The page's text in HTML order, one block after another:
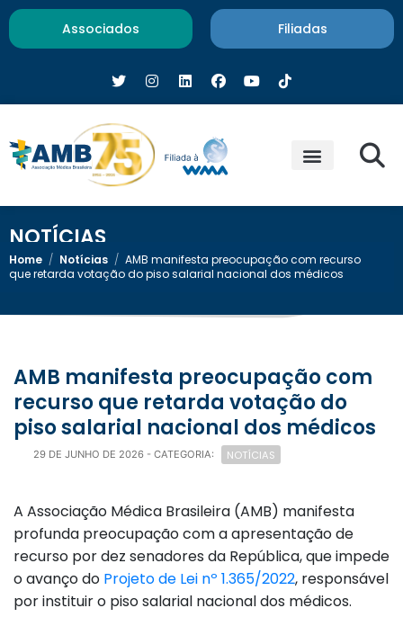
Associados Filiadas
NOTÍCIAS
Home / Notícias / AMB manifesta preocupação com recurso
que retarda votação do piso salarial nacional dos médicos
AMB manifesta preocupação com
recurso que retarda votação do
piso salarial nacional dos médicos
29 DE JUNHO DE 2026 - CATEGORIA: NOTÍCIAS
A Associação Médica Brasileira (AMB) manifesta
profunda preocupação com a apresentação de
recurso por dez senadores da República, que impede
o avanço do Projeto de Lei nº 1.365/2022, responsável
por instituir o piso salarial nacional dos médicos.